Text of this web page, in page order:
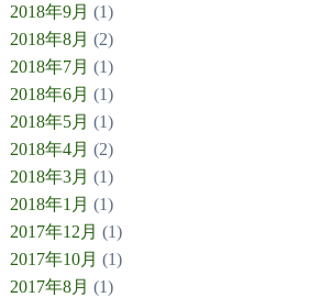
2018年9月 (1)
2018年8月 (2)
2018年7月 (1)
2018年6月 (1)
2018年5月 (1)
2018年4月 (2)
2018年3月 (1)
2018年1月 (1)
2017年12月 (1)
2017年10月 (1)
2017年8月 (1)